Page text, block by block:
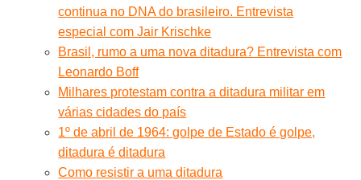
continua no DNA do brasileiro. Entrevista
especial com Jair Krischke
Brasil, rumo a uma nova ditadura? Entrevista com
Leonardo Boff
Milhares protestam contra a ditadura militar em
várias cidades do país
1º de abril de 1964: golpe de Estado é golpe,
ditadura é ditadura
Como resistir a uma ditadura